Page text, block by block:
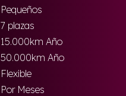
Pequeños
7 plazas
15.000km Año
50.000km Año
Flexible
Por Meses